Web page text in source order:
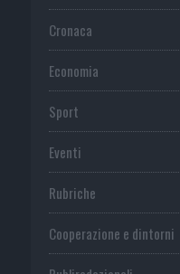
Cronaca
Economia
Sport
Eventi
Rubriche
Cooperazione e dintorni